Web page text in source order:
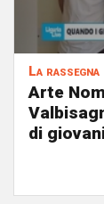
La rassegna
Arte
di